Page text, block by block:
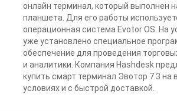
онлайн терминал, который выполнен
планшета. Для его работы
операционная система Evotor OS. На
уже установлено специальное
обеспечение для проведения
и аналитики. Компания Hashdesk
купить смарт терминал Эвотор 7.3 на
условиях и с быстрой доставкой.